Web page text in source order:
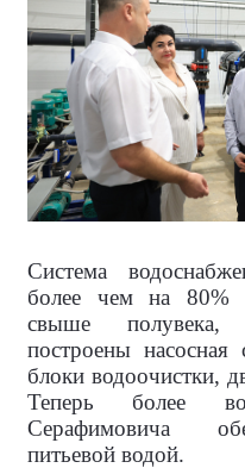
Система
более чем на 80%
свыше полувека,
построены насосная
блоки водоочистки,
Теперь более
Серафимовича
питьевой водой.